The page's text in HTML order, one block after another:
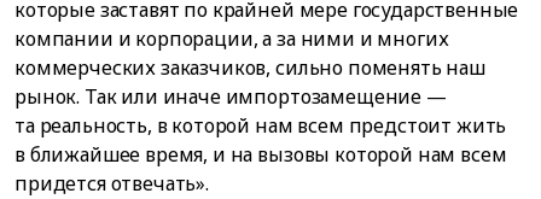
которые заставят по крайней мере государственные
компании и корпорации, а за ними и многих
коммерческих заказчиков, сильно поменять наш
рынок. Так или иначе импортозамещение —
та реальность, в которой нам всем предстоит жить
в ближайшее время, и на вызовы которой нам всем
придется отвечать».